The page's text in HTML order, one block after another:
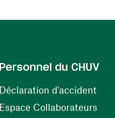
Personnel du CHUV
Déclaration d'accident
Espace Collaborateurs